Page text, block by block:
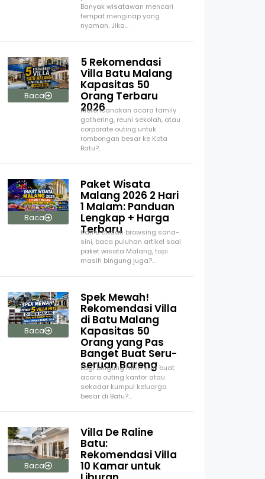
Banyak wisatawan mencari
tempat menginap yang
nyaman. Jika…
Baca
5 Rekomendasi
Villa Batu Malang
Kapasitas 50
Orang Terbaru
2026
Merencanakan acara family
gathering, reuni sekolah, atau
corporate outing untuk
rombongan besar ke Kota
Batu?…
Baca
Paket Wisata
Malang 2026 2 Hari
1 Malam: Panduan
Lengkap + Harga
Terbaru
Kamu sudah browsing sana-
sini, baca puluhan artikel soal
paket wisata Malang, tapi
masih bingung juga?…
Baca
Spek Mewah!
Rekomendasi Villa
di Batu Malang
Kapasitas 50
Orang yang Pas
Banget Buat Seru-
seruan Bareng
Lagi bingung milih villa buat
acara outing kantor atau
sekadar kumpul keluarga
besar di Batu?…
Baca
Villa De Raline
Batu:
Rekomendasi Villa
10 Kamar untuk